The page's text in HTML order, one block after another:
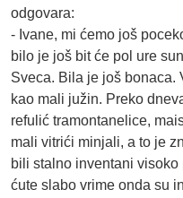
odgovara:
- Ivane, mi ćemo još
bilo je još bit će pol ure
Sveca. Bila je još bonaca.
kao mali južin. Preko
refulić tramontanelice,
mali vitrići minjali, a to je
bili stalno inventani
ćute slabo vrime onda su